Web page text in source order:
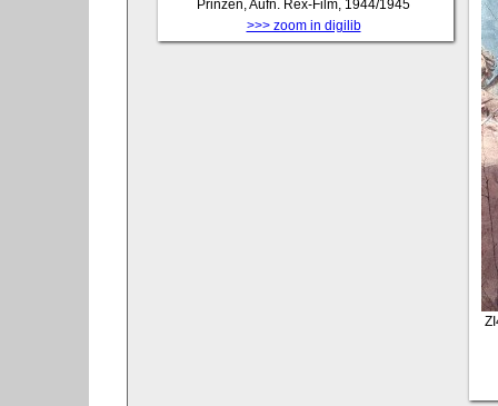
Prinzen, Aufn. Rex-Film, 1944/1945
>>> zoom in digilib